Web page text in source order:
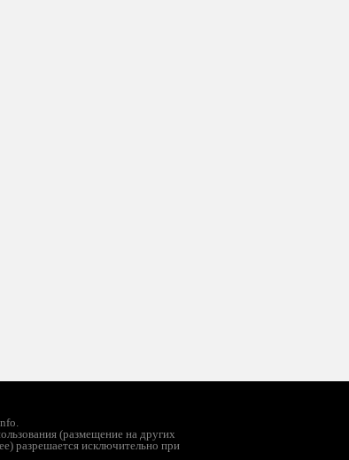
(размещение на других
разрешается исключительно при